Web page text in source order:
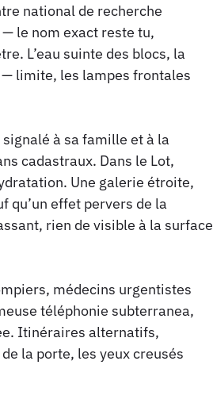
national de recherche
le nom exact reste tu,
L’eau suinte des blocs, la
— limite, les lampes frontales
à sa famille et à la
cadastraux. Dans le Lot,
Une galerie étroite,
qu’un effet pervers de la
rien de visible à la surface
médecins urgentistes
téléphonie subterranea,
Itinéraires alternatifs,
la porte, les yeux creusés